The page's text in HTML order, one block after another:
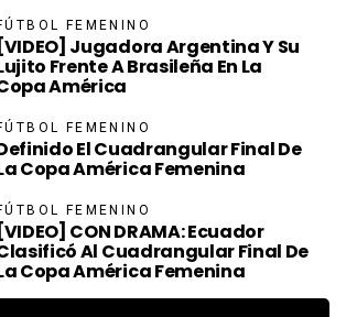
FEMENINO
[VIDEO] Jugadora Argentina Y Su
Frente A Brasileña En La
América
FEMENINO
El Cuadrangular Final De
Copa América Femenina
FEMENINO
[VIDEO] CON DRAMA: Ecuador
Al Cuadrangular Final De
Copa América Femenina